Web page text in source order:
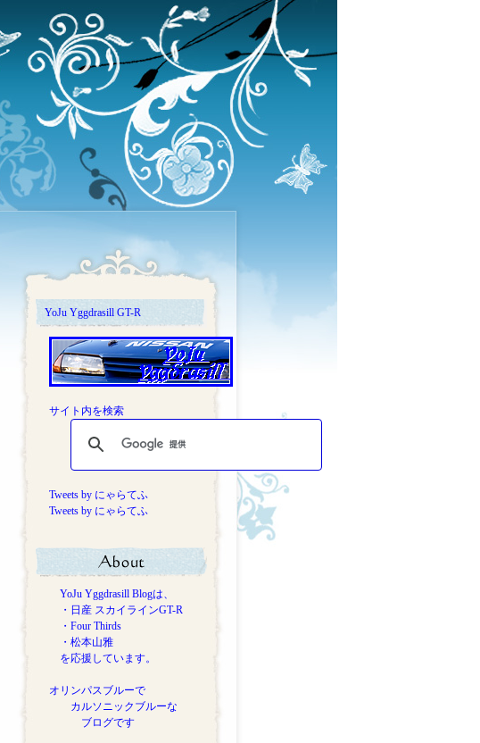
YoJu Yggdrasill GT-R
サイト内を検索
Tweets by にゃらてふ
Tweets by にゃらてふ
YoJu Yggdrasill Blogは、
・日産 スカイラインGT-R
・Four Thirds
・松本山雅
を応援しています。
オリンパスブルーで
カルソニックブルーな
ブログです